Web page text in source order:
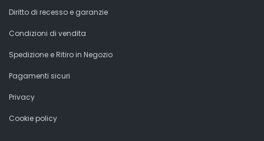
Diritto di recesso e garanzie
Condizioni di vendita
Spedizione e Ritiro in Negozio
Pagamenti sicuri
Privacy
Cookie policy